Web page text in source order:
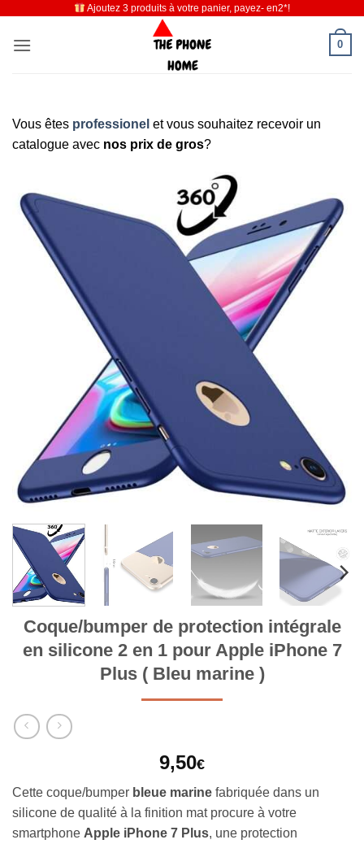
contenu
Ajoutez 3 produits à votre panier, payez- en2*!
0
Vous êtes professionel et vous souhaitez recevoir un
catalogue avec nos prix de gros?
Coque/bumper de protection intégrale
en silicone 2 en 1 pour Apple iPhone 7
Plus ( Bleu marine )
9,50€
Cette coque/bumper bleue marine fabriquée dans un
silicone de qualité à la finition mat procure à votre
smartphone Apple iPhone 7 Plus, une protection